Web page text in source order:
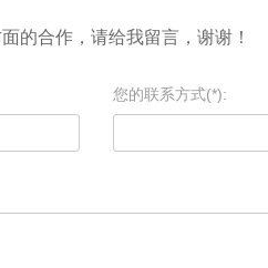
的合作，请给我留言，谢谢！
您的联系方式(*):